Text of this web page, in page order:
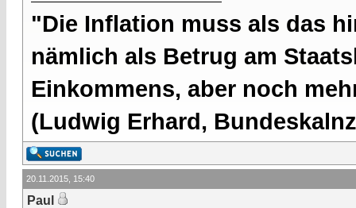
"Die Inflation muss als das
nämlich als Betrug am
Einkommens, aber noch
(Ludwig Erhard,
20.11.2015, 15:40
Paul